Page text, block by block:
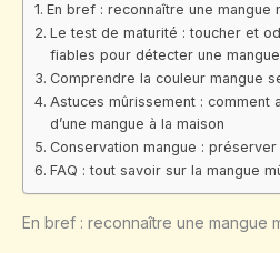
En bref : reconnaître une mangue
Le test de maturité : toucher et
fiables pour détecter une
Comprendre la couleur mangue
Astuces mûrissement : comment
d’une mangue à la maison
Conservation mangue :
FAQ : tout savoir sur la mangue
En bref : reconnaître une mangue